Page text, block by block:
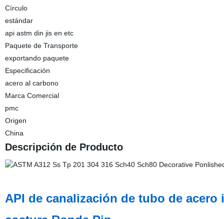
Círculo
estándar
api astm din jis en etc
Paquete de Transporte
exportando paquete
Especificación
acero al carbono
Marca Comercial
pmc
Origen
China
Descripción de Producto
API de canalización de tubo de acero